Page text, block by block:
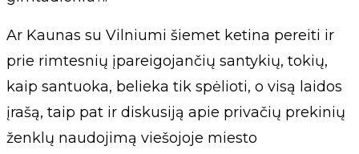
Ar Kaunas su Vilniumi šiemet ketina pereiti ir
prie rimtesnių įpareigojančių santykių, tokių,
kaip santuoka, belieka tik spėlioti, o visą laidos
įrašą, taip pat ir diskusiją apie privačių prekinių
ženklų naudojimą viešojoje miesto